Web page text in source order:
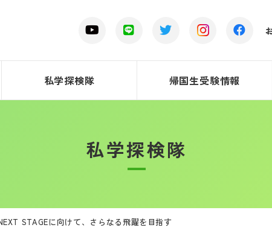
私学探検隊 帰国生受験情報
私学探検隊
STAGEに向けて、さらなる飛躍を目指す